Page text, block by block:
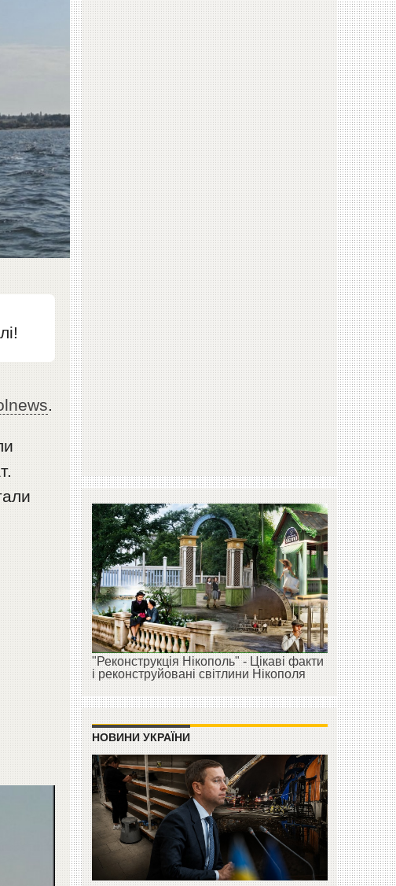
.
"Реконструкція Нікополь" - Цікаві факти
і реконструйовані світлини Нікополя
НОВИНИ УКРАЇНИ